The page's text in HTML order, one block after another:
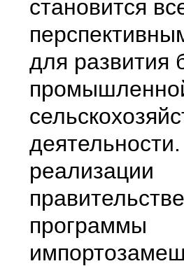
становится
для развития
реализации
программы